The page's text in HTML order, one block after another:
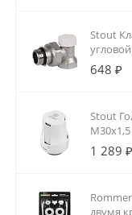
Stout
648 ₽
Stout
M30x1,5
1 289 ₽
двумя